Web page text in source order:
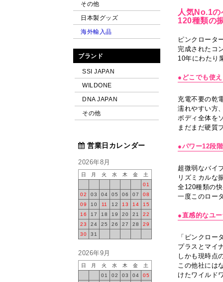
その他
日本製グッズ
海外輸入品
ブランド
SSI JAPAN
WILDONE
DNA JAPAN
その他
営業日カレンダー
2026年8月
日 月 火 水 木 金
土
01
02
03 04 05 06 07
08
09
10 11 12 13 14
15
16
17 18 19 20 21
22
23
24 25 26 27 28
29
30
31
2026年9月
日 月 火 水 木 金
土
01
02 03 04
05
人気No.1
120種類の
ピンクロータ
完成されたコ
10年にわたり
●どこでも使
充電不要の乾
濡れやすい方
ボディ全体を
まだまだ硬質
●パワー12段
超微弱なバイ
リズミカルな
全120種類の
一度このロー
●直感的なユ
「ピンクロ
プラスとマイ
しかも現時点
この他社には
けたワイルド